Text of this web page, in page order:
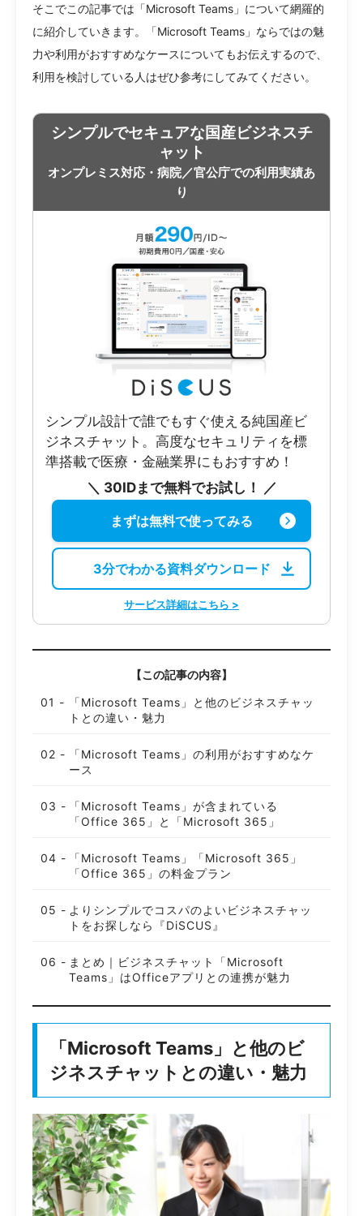
そこでこの記事では「Microsoft Teams」について網羅的
に紹介していきます。「Microsoft Teams」ならではの魅
力や利用がおすすめなケースについてもお伝えするので、
利用を検討している人はぜひ参考にしてみてください。
シンプルでセキュアな国産ビジネスチ
ャット
オンプレミス対応・病院／官公庁での利用実績あ
り
シンプル設計で誰でもすぐ使える純国産ビ
ジネスチャット。高度なセキュリティを標
準搭載で医療・金融業界にもおすすめ！
＼ 30IDまで無料でお試し！ ／
まずは無料で使ってみる
3分でわかる資料ダウンロード
サービス詳細はこちら >
【この記事の内容】
「Microsoft Teams」と他のビジネスチャッ
トとの違い・魅力
「Microsoft Teams」の利用がおすすめなケ
ース
「Microsoft Teams」が含まれている
「Office 365」と「Microsoft 365」
「Microsoft Teams」「Microsoft 365」
「Office 365」の料金プラン
よりシンプルでコスパのよいビジネスチャッ
トをお探しなら『DiSCUS』
まとめ｜ビジネスチャット「Microsoft
Teams」はOfficeアプリとの連携が魅力
「Microsoft Teams」と他のビ
ジネスチャットとの違い・魅力